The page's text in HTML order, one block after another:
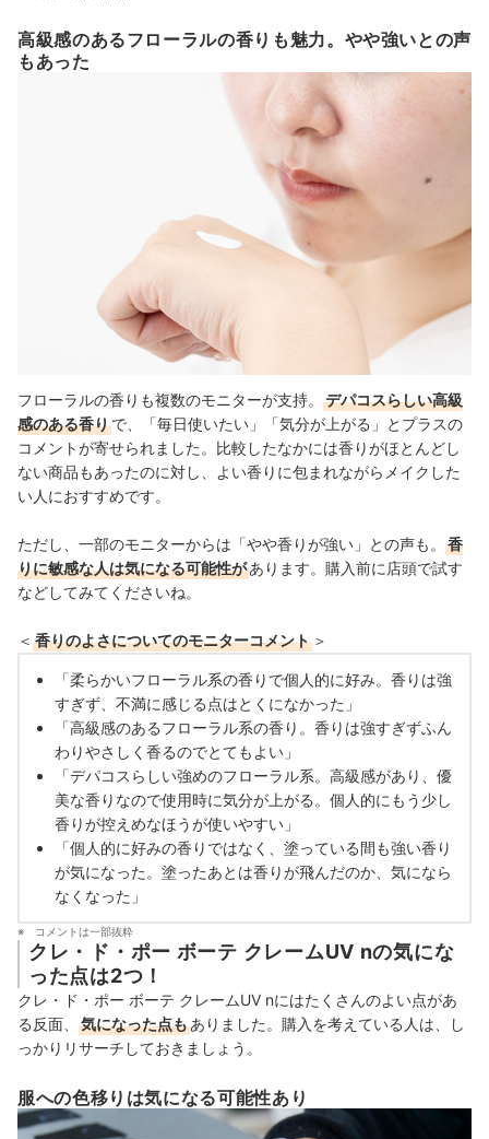
高級感のあるフローラルの香りも魅力。やや強いとの声
もあった
フローラルの香りも複数のモニターが支持。
デパコスらしい高級
感のある香りで、「毎日使いたい」「気分が上がる」とプラスの
コメントが寄せられました。比較したなかには香りがほとんどし
ない商品もあったのに対し、よい香りに包まれながらメイクした
い人におすすめです。
ただし、一部のモニターからは「やや香りが強い」との声も。
香
りに敏感な人は気になる可能性があります。購入前に店頭で試す
などしてみてくださいね。
＜ 香りのよさについてのモニターコメント ＞
「柔らかいフローラル系の香りで個人的に好み。香りは強
すぎず、不満に感じる点はとくになかった」
「高級感のあるフローラル系の香り。香りは強すぎずふん
わりやさしく香るのでとてもよい」
「デパコスらしい強めのフローラル系。高級感があり、優
美な香りなので使用時に気分が上がる。個人的にもう少し
香りが控えめなほうが使いやすい」
「個人的に好みの香りではなく、塗っている間も強い香り
が気になった。塗ったあとは香りが飛んだのか、気になら
なくなった」
コメントは一部抜粋
クレ・ド・ポー ボーテ クレームUV nの気にな
った点は2つ！
クレ・ド・ポー ボーテ クレームUV nにはたくさんのよい点があ
る反面、
気になった点もありました。購入を考えている人は、し
っかりリサーチしておきましょう。
服への色移りは気になる可能性あり